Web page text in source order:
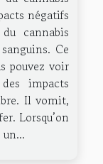
négatifs
cannabis
Ce
pouvez voir
impacts
Il vomit,
Lorsqu’on